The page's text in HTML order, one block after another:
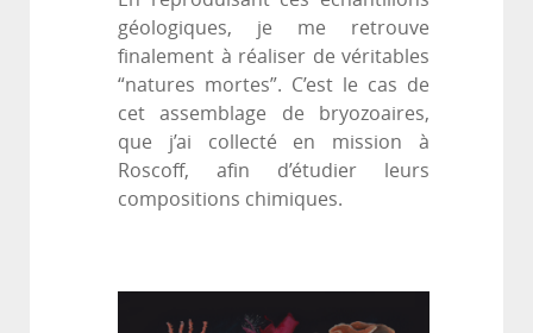
géologiques, je me retrouve
finalement à réaliser de véritables
“natures mortes”. C’est le cas de
cet assemblage de bryozoaires,
que j’ai collecté en mission à
Roscoff, afin d’étudier leurs
compositions chimiques.